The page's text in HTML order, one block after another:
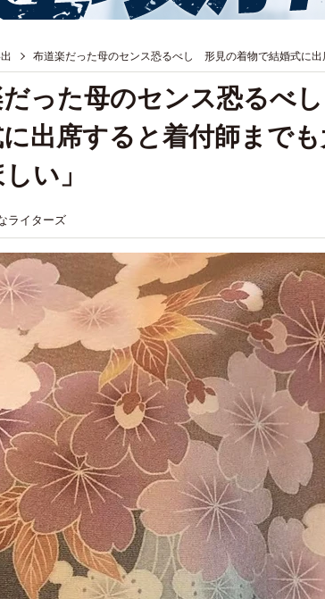
布道楽だった母のセンス恐るべし 形見の着物で結婚式に出
だった母のセンス恐るべ
出席すると着付師まで
い」
ライターズ